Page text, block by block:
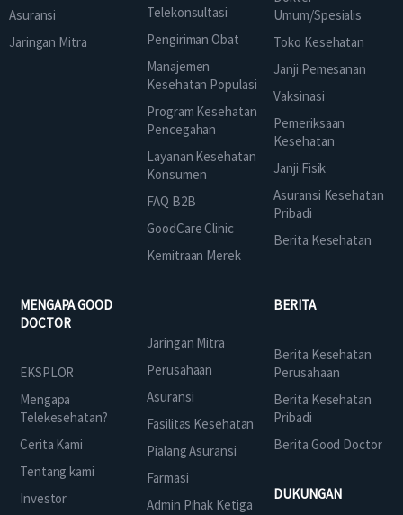
Asuransi
Jaringan Mitra
Telekonsultasi
Pengiriman Obat
Manajemen
Kesehatan Populasi
Program Kesehatan
Pencegahan
Layanan Kesehatan
Konsumen
FAQ B2B
GoodCare Clinic
Kemitraan Merek
Umum/Spesialis
Toko Kesehatan
Janji Pemesanan
Vaksinasi
Pemeriksaan
Kesehatan
Janji Fisik
Asuransi Kesehatan
Pribadi
Berita Kesehatan
MENGAPA GOOD
DOCTOR
EKSPLOR
Mengapa
Telekesehatan?
Cerita Kami
Tentang kami
Investor
Jaringan Mitra
Perusahaan
Asuransi
Fasilitas Kesehatan
Pialang Asuransi
Farmasi
Admin Pihak Ketiga
BERITA
Berita Kesehatan
Perusahaan
Berita Kesehatan
Pribadi
Berita Good Doctor
DUKUNGAN